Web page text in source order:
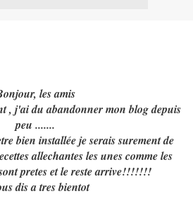
les amis
, j'ai du abandonner mon blog depuis
peu .......
bien installée je serais surement de
allechantes les unes comme les
pretes et le reste arrive!!!!!!!
dis a tres bientot